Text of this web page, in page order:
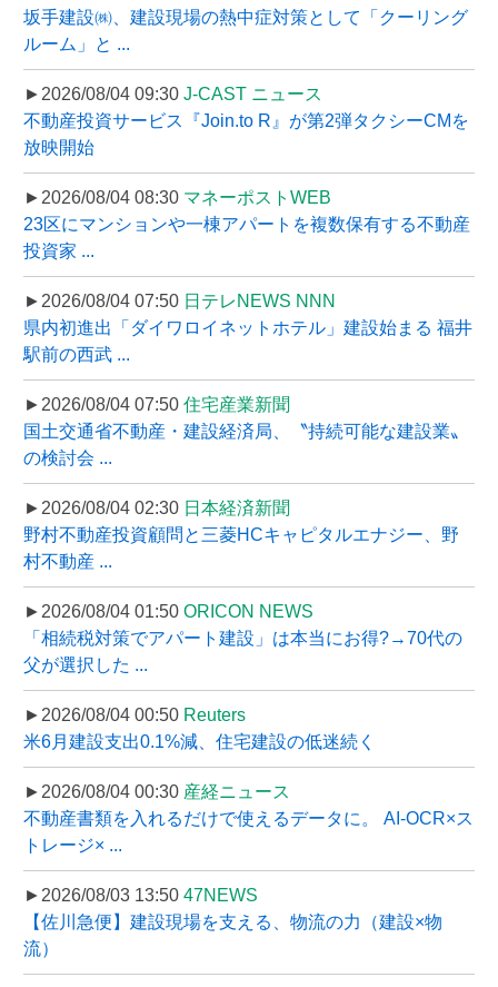
坂手建設㈱、建設現場の熱中症対策として「クーリング
ルーム」と ...
►2026/08/04 09:30 J-CAST ニュース
不動産投資サービス『Join.to R』が第2弾タクシーCMを
放映開始
►2026/08/04 08:30 マネーポストWEB
23区にマンションや一棟アパートを複数保有する不動産
投資家 ...
►2026/08/04 07:50 日テレNEWS NNN
県内初進出「ダイワロイネットホテル」建設始まる 福井
駅前の西武 ...
►2026/08/04 07:50 住宅産業新聞
国土交通省不動産・建設経済局、〝持続可能な建設業〟
の検討会 ...
►2026/08/04 02:30 日本経済新聞
野村不動産投資顧問と三菱HCキャピタルエナジー、野
村不動産 ...
►2026/08/04 01:50 ORICON NEWS
「相続税対策でアパート建設」は本当にお得?→70代の
父が選択した ...
►2026/08/04 00:50 Reuters
米6月建設支出0.1%減、住宅建設の低迷続く
►2026/08/04 00:30 産経ニュース
不動産書類を入れるだけで使えるデータに。 AI-OCR×ス
トレージ× ...
►2026/08/03 13:50 47NEWS
【佐川急便】建設現場を支える、物流の力（建設×物
流）